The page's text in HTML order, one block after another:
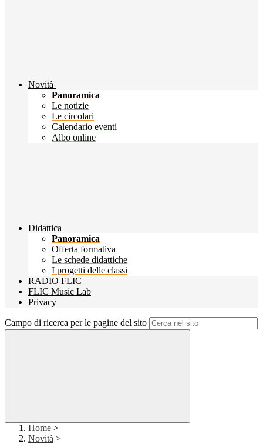
Novità
Panoramica
Le notizie
Le circolari
Calendario eventi
Albo online
Didattica
Panoramica
Offerta formativa
Le schede didattiche
I progetti delle classi
RADIO FLIC
FLIC Music Lab
Privacy
Campo di ricerca per le pagine del sito
Home >
Novità >